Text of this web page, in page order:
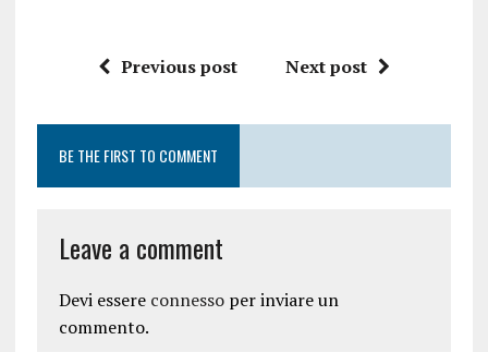
Previous post Next post
BE THE FIRST TO COMMENT
Leave a comment
Devi essere connessoper inviare un
commento.